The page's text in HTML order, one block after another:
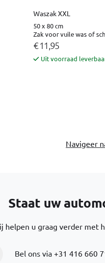
Waszak XXL
50 x 80 cm
Zak voor vuile was of
€ 11,95
Uit voorraad
Navigeer
Staat uw
helpen u graag verder met
Bel ons via +31 416 660